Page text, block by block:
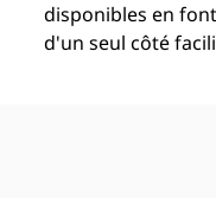
disponibles en
d'un seul côté